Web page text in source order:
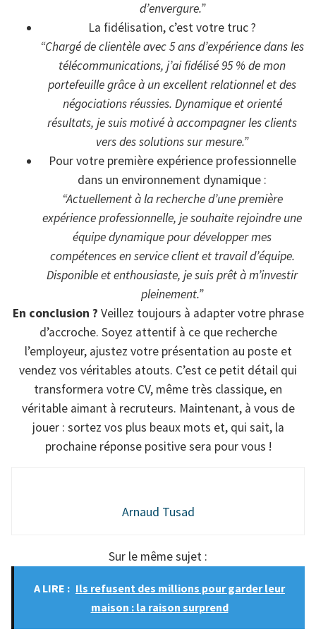
d’envergure.”
La fidélisation, c’est votre truc ?
“Chargé de clientèle avec 5 ans d’expérience dans les
télécommunications, j’ai fidélisé 95 % de mon
portefeuille grâce à un excellent relationnel et des
négociations réussies. Dynamique et orienté
résultats, je suis motivé à accompagner les clients
vers des solutions sur mesure.”
Pour votre première expérience professionnelle
dans un environnement dynamique :
“Actuellement à la recherche d’une première
expérience professionnelle, je souhaite rejoindre une
équipe dynamique pour développer mes
compétences en service client et travail d’équipe.
Disponible et enthousiaste, je suis prêt à m’investir
pleinement.”
En conclusion ? Veillez toujours à adapter votre phrase
d’accroche. Soyez attentif à ce que recherche
l’employeur, ajustez votre présentation au poste et
vendez vos véritables atouts. C’est ce petit détail qui
transformera votre CV, même très classique, en
véritable aimant à recruteurs. Maintenant, à vous de
jouer : sortez vos plus beaux mots et, qui sait, la
prochaine réponse positive sera pour vous !
Arnaud Tusad
Sur le même sujet :
A LIRE : Ils refusent des millions pour garder leur
maison : la raison surprend